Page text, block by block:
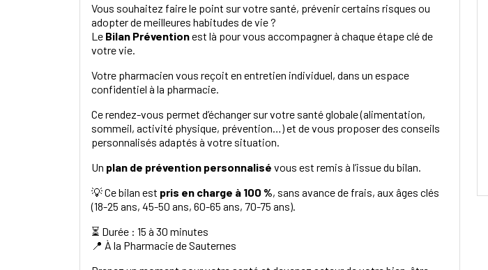
Vous souhaitez faire le point sur votre santé, prévenir certains risques ou
adopter de meilleures habitudes de vie ?
Le Bilan Préventionest là pour vous accompagner à chaque étape clé de
votre vie.
Votre pharmacien vous reçoit en entretien individuel, dans un espace
confidentiel à la pharmacie.
Ce rendez-vous permet d’échanger sur votre santé globale (alimentation,
sommeil, activité physique, prévention…) et de vous proposer des conseils
personnalisés adaptés à votre situation.
Un plan de prévention personnalisé vous est remis à l’issue du bilan.
💡 Ce bilan est pris en charge à 100 %, sans avance de frais, aux âges clés
(18-25 ans, 45-50 ans, 60-65 ans, 70-75 ans).
⏳ Durée : 15 à 30 minutes
📍 À la Pharmacie de Sauternes